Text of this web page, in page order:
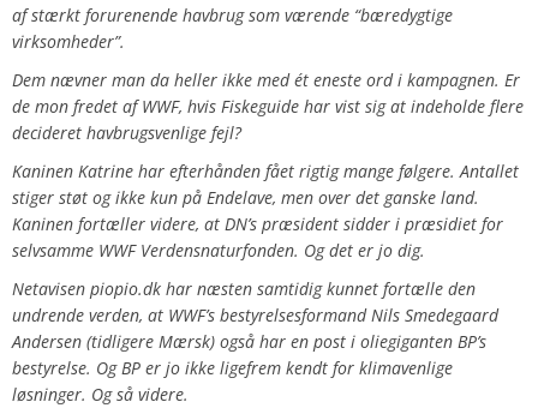
af stærkt forurenende havbrug som værende “bæredygtige
virksomheder”.
Dem nævner man da heller ikke med ét eneste ord i kampagnen. Er
de mon fredet af WWF, hvis Fiskeguide har vist sig at indeholde flere
decideret havbrugsvenlige fejl?
Kaninen Katrine har efterhånden fået rigtig mange følgere. Antallet
stiger støt og ikke kun på Endelave, men over det ganske land.
Kaninen fortæller videre, at DN’s præsident sidder i præsidiet for
selvsamme WWF Verdensnaturfonden. Og det er jo dig.
Netavisen piopio.dk har næsten samtidig kunnet fortælle den
undrende verden, at WWF’s bestyrelsesformand Nils Smedegaard
Andersen (tidligere Mærsk) også har en post i oliegiganten BP’s
bestyrelse. Og BP er jo ikke ligefrem kendt for klimavenlige
løsninger. Og så videre.